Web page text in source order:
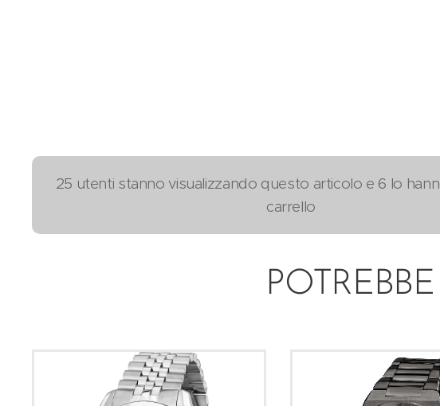
25 utenti stanno visualizzando questo articolo e 6 lo
carrello